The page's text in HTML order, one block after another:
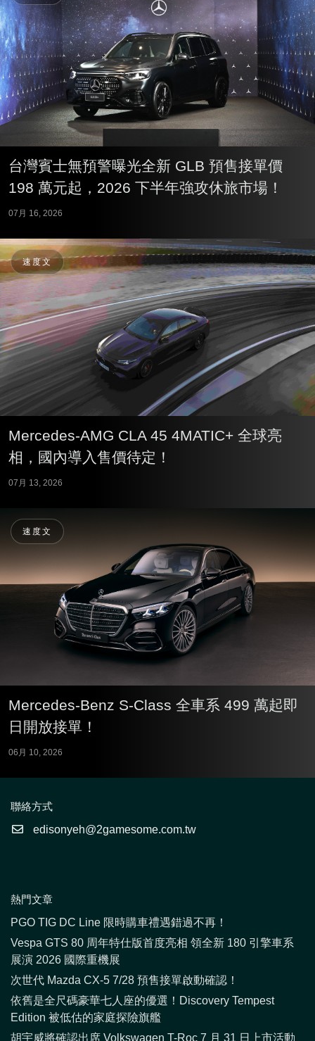
台灣賓士無預警曝光全新 GLB 預售接單價
198 萬元起，2026 下半年強攻休旅市場！
07月 16, 2026
速度文
Mercedes-AMG CLA 45 4MATIC+ 全球亮
相，國內導入售價待定！
07月 13, 2026
速度文
Mercedes-Benz S-Class 全車系 499 萬起即
日開放接單！
06月 10, 2026
聯絡方式
edisonyeh@2gamesome.com.tw
熱門文章
PGO TIG DC Line 限時購車禮遇錯過不再！
Vespa GTS 80 周年特仕版首度亮相 領全新 180 引擎車系
展演 2026 國際重機展
次世代 Mazda CX-5 7/28 預售接單啟動確認！
依舊是全尺碼豪華七人座的優選！Discovery Tempest
Edition 被低估的家庭探險旗艦
胡宇威將確認出席 Volkswagen T-Roc 7 月 31 日上市活動